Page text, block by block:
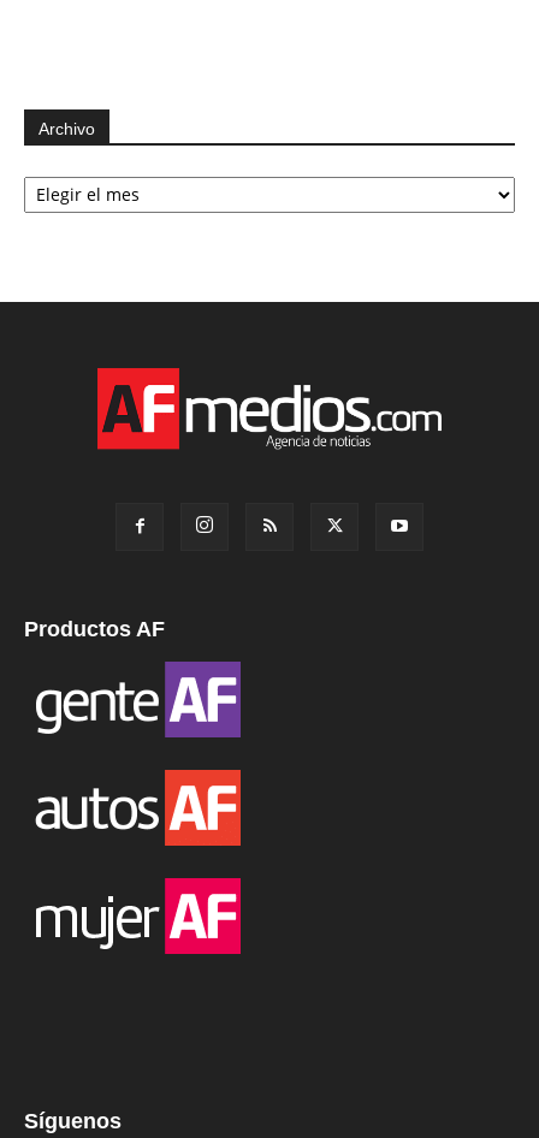
Archivo
Archivo
Productos AF
Síguenos